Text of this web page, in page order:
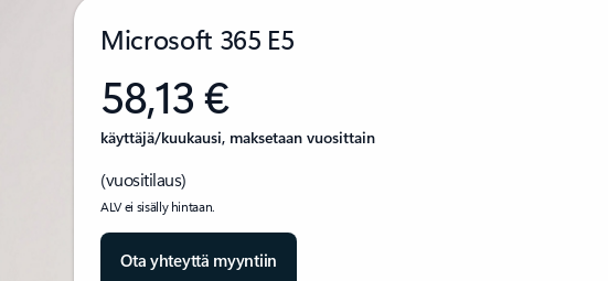
Microsoft 365 E5
58,13 €
käyttäjä/kuukausi, maksetaan vuosittain
(vuositilaus)
ALV ei sisälly hintaan.
Ota yhteyttä myyntiin